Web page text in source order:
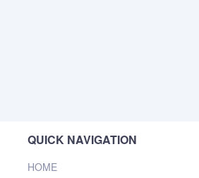
QUICK NAVIGATION
HOME